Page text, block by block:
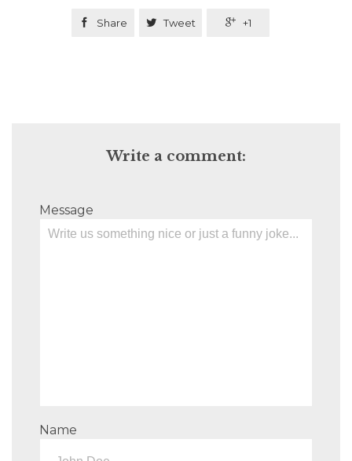
 Share  Tweet  +1
Write a comment:
Message
Name